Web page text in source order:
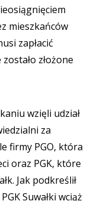
mieszkańców
zapłacić
złożone
wzięli udział
za
firmy PGO, która
oraz PGK, które
Jak podkreślił
Suwałki wciąż